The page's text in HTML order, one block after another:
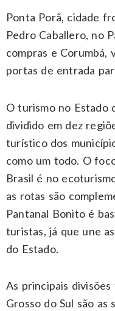
Ponta Porã, cidade
Pedro Caballero, no
compras e Corumbá,
portas de entrada
O turismo no Estado
dividido em dez
turístico dos
como um todo. O
Brasil é no
as rotas são
Pantanal Bonito é
turistas, já que une
do Estado.
As principais
Grosso do Sul são as